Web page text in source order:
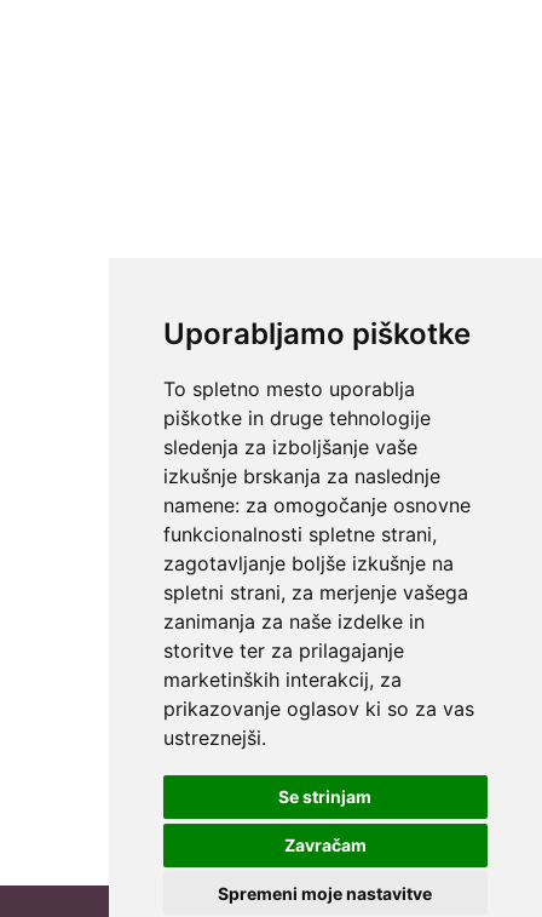
Uporabljamo piškotke
To spletno mesto uporablja
piškotke in druge tehnologije
sledenja za izboljšanje vaše
izkušnje brskanja za naslednje
namene: za omogočanje osnovne
funkcionalnosti spletne strani,
zagotavljanje boljše izkušnje na
spletni strani, za merjenje vašega
zanimanja za naše izdelke in
storitve ter za prilagajanje
marketinških interakcij, za
prikazovanje oglasov ki so za vas
ustreznejši.
Se strinjam
Zavračam
Spremeni moje nastavitve